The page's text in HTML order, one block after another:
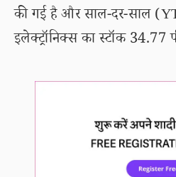
की गई है और साल-दर-साल
इलेक्ट्रॉनिक्स का स्टॉक 34.77